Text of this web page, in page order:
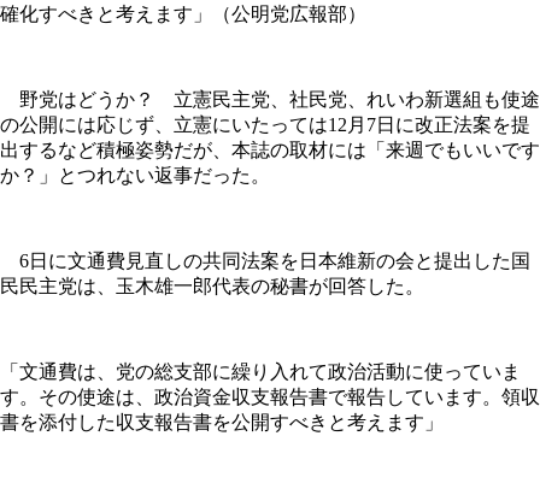
確化すべきと考えます」（公明党広報部）
野党はどうか？ 立憲民主党、社民党、れいわ新選組も使途
の公開には応じず、立憲にいたっては12月7日に改正法案を提
出するなど積極姿勢だが、本誌の取材には「来週でもいいです
か？」とつれない返事だった。
6日に文通費見直しの共同法案を日本維新の会と提出した国
民民主党は、玉木雄一郎代表の秘書が回答した。
「文通費は、党の総支部に繰り入れて政治活動に使っていま
す。その使途は、政治資金収支報告書で報告しています。領収
書を添付した収支報告書を公開すべきと考えます」